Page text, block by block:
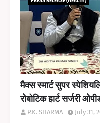
मैक्स स्मार्ट सुपर
रोबोटिक हार्ट सर्जरी
P.K. SHARMA July 31,